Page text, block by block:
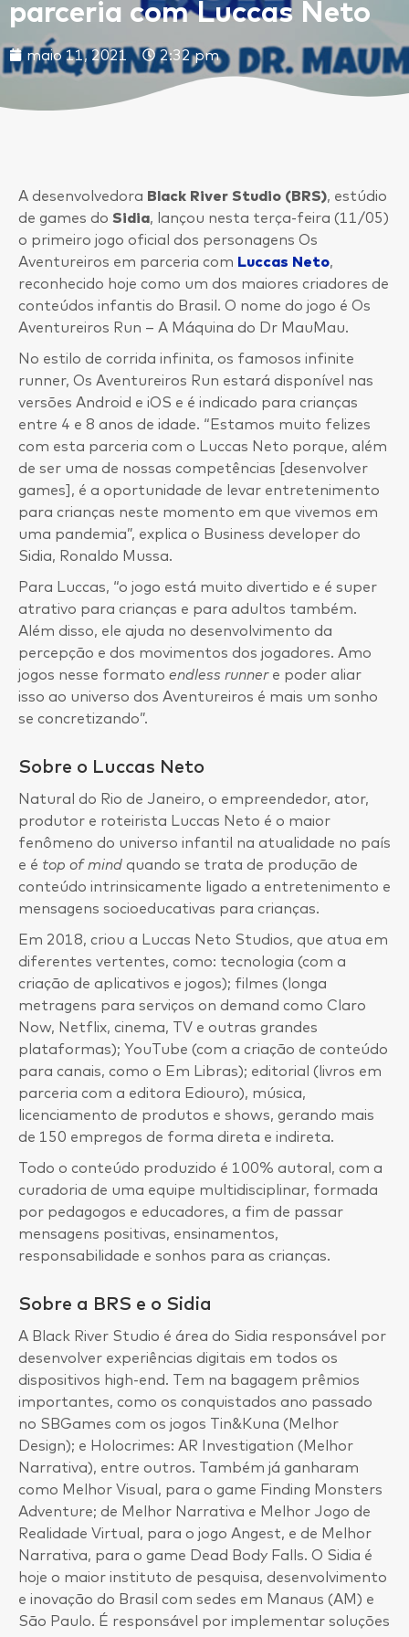
parceria com Luccas Neto
maio 11, 2021 2:32 pm
A desenvolvedora Black River Studio (BRS), estúdio
de games do Sidia, lançou nesta terça-feira (11/05)
o primeiro jogo oficial dos personagens Os
Aventureiros em parceria com Luccas Neto,
reconhecido hoje como um dos maiores criadores de
conteúdos infantis do Brasil. O nome do jogo é Os
Aventureiros Run – A Máquina do Dr MauMau.
No estilo de corrida infinita, os famosos infinite
runner, Os Aventureiros Run estará disponível nas
versões Android e iOS e é indicado para crianças
entre 4 e 8 anos de idade. “Estamos muito felizes
com esta parceria com o Luccas Neto porque, além
de ser uma de nossas competências [desenvolver
games], é a oportunidade de levar entretenimento
para crianças neste momento em que vivemos em
uma pandemia”, explica o Business developer do
Sidia, Ronaldo Mussa.
Para Luccas, “o jogo está muito divertido e é super
atrativo para crianças e para adultos também.
Além disso, ele ajuda no desenvolvimento da
percepção e dos movimentos dos jogadores. Amo
jogos nesse formato endless runnere poder aliar
isso ao universo dos Aventureiros é mais um sonho
se concretizando”.
Sobre o Luccas Neto
Natural do Rio de Janeiro, o empreendedor, ator,
produtor e roteirista Luccas Neto é o maior
fenômeno do universo infantil na atualidade no país
e é top of mind quando se trata de produção de
conteúdo intrinsicamente ligado a entretenimento e
mensagens socioeducativas para crianças.
Em 2018, criou a Luccas Neto Studios, que atua em
diferentes vertentes, como: tecnologia (com a
criação de aplicativos e jogos); filmes (longa
metragens para serviços on demand como Claro
Now, Netflix, cinema, TV e outras grandes
plataformas); YouTube (com a criação de conteúdo
para canais, como o Em Libras); editorial (livros em
parceria com a editora Ediouro), música,
licenciamento de produtos e shows, gerando mais
de 150 empregos de forma direta e indireta.
Todo o conteúdo produzido é 100% autoral, com a
curadoria de uma equipe multidisciplinar, formada
por pedagogos e educadores, a fim de passar
mensagens positivas, ensinamentos,
responsabilidade e sonhos para as crianças.
Sobre a BRS e o Sidia
A Black River Studio é área do Sidia responsável por
desenvolver experiências digitais em todos os
dispositivos high-end. Tem na bagagem prêmios
importantes, como os conquistados ano passado
no SBGames com os jogos Tin&Kuna (Melhor
Design); e Holocrimes: AR Investigation (Melhor
Narrativa), entre outros. Também já ganharam
como Melhor Visual, para o game Finding Monsters
Adventure; de Melhor Narrativa e Melhor Jogo de
Realidade Virtual, para o jogo Angest, e de Melhor
Narrativa, para o game Dead Body Falls. O Sidia é
hoje o maior instituto de pesquisa, desenvolvimento
e inovação do Brasil com sedes em Manaus (AM) e
São Paulo. É responsável por implementar soluções